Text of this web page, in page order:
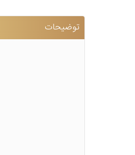
توضیحات